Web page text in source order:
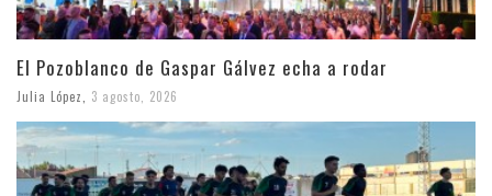
El Pozoblanco de Gaspar Gálvez echa a rodar
Julia López 3 agosto, 2026